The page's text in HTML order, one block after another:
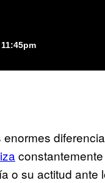
o su actitud